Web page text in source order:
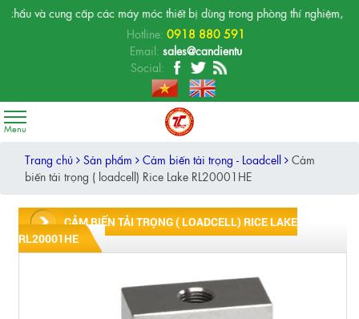
cấp các máy móc thiết bị dùng trong phòng thí nghiệm, phòng
Hotline:0918 880 591
Email:sales@candientu
Social:
Trang chủ Sản phẩm Cảm biến tải trọng - Loadcell
Cảm
biến tải trọng ( loadcell) Rice Lake RL20001HE
CẢM BIẾN TẢI TRỌNG ( LOADCELL) RICE LAKE
RL20001HE